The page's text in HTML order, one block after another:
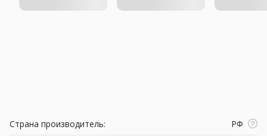
Страна производитель:
РФ